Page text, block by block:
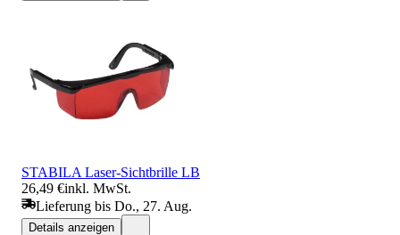
STABILA Laser-Sichtbrille LB
26,49 €inkl. MwSt.
Lieferung bis Do., 27. Aug.
Details anzeigen